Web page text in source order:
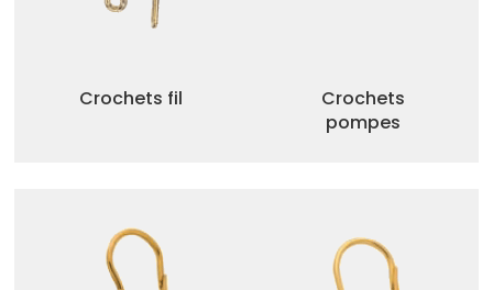
Crochets fil
Crochets
pompes